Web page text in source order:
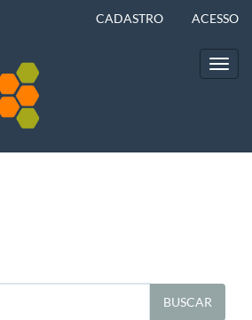
CADASTRO ACESSO